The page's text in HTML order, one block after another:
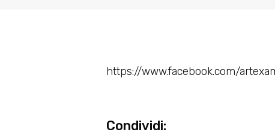
https://www.facebook.com/
Condividi: